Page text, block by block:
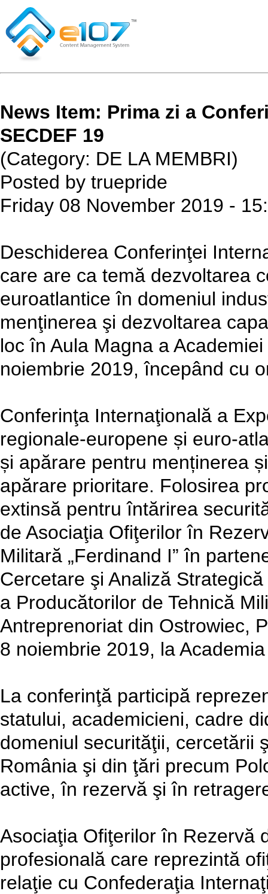
News Item: Prima zi a
SECDEF 19
(Category: DE LA MEMBRI)
Posted by truepride
Friday 08 November 2019 -
Deschiderea Conferinţei
care are ca temă dezvoltarea
euroatlantice în domeniul
menţinerea şi dezvoltarea
loc în Aula Magna a
noiembrie 2019, începând cu
Conferinţa Internaţională a
regionale-europene și euro-
și apărare pentru menținerea
apărare prioritare. Folosirea
extinsă pentru întărirea
de Asociaţia Ofiţerilor în
Militară „Ferdinand I” în
Cercetare şi Analiză
a Producătorilor de Tehnică
Antreprenoriat din Ostrowiec,
8 noiembrie 2019, la
La conferinţă participă
statului, academicieni, cadre
domeniul securităţii, cercetării
România şi din ţări precum
active, în rezervă şi în
Asociaţia Ofiţerilor în Rezervă
profesională care reprezintă
relaţie cu Confederaţia